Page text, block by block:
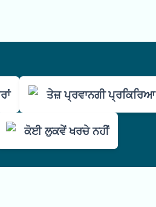
ਤੇਜ਼ ਪ੍ਰਵਾਨਗੀ ਪ੍ਰਕਿਰਿਆ
ਕੋਈ ਲੁਕਵੇਂ ਖਰਚੇ ਨਹੀਂ